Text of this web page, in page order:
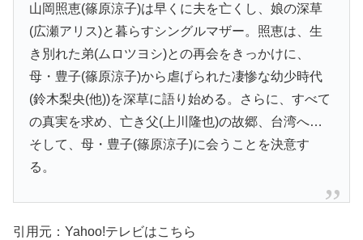
山岡照恵(篠原涼子)は早くに夫を亡くし、娘の深草
(広瀬アリス)と暮らすシングルマザー。照恵は、生
き別れた弟(ムロツヨシ)との再会をきっかけに、
母・豊子(篠原涼子)から虐げられた凄惨な幼少時代
(鈴木梨央(他))を深草に語り始める。さらに、すべて
の真実を求め、亡き父(上川隆也)の故郷、台湾へ…
そして、母・豊子(篠原涼子)に会うことを決意す
る。
引用元：Yahoo!テレビはこちら